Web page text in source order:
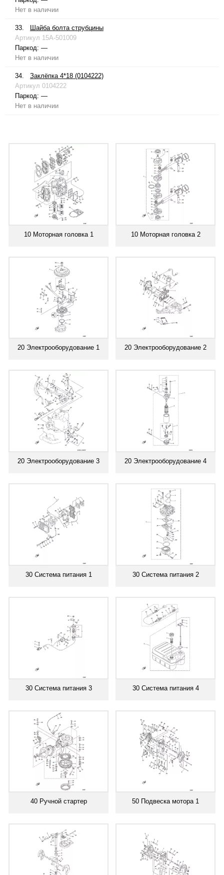
Нет в наличии
33.
Шайба болта струбцины
Артикул 15A-501009
Паркод: —
Нет в наличии
34.
Заклёпка 4*18 (0104222)
Артикул 0104222
Паркод: —
Нет в наличии
10 Моторная головка 1 10 Моторная головка 2
20 Электрооборудование 1 20 Электрооборудование 2
20 Электрооборудование 3 20 Электрооборудование 4
30 Система питания 1 30 Система питания 2
30 Система питания 3 30 Система питания 4
40 Ручной стартер 50 Подвеска мотора 1